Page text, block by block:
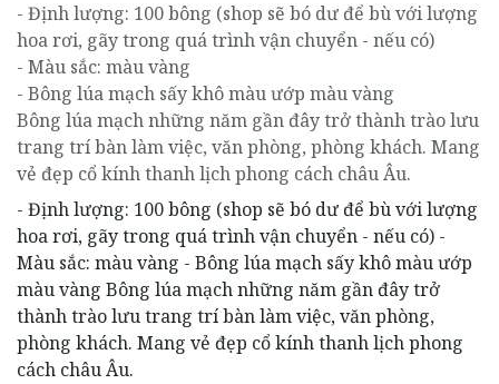
- Định lượng: 100 bông (shop sẽ bó dư để bù với lượng
hoa rơi, gãy trong quá trình vận chuyển - nếu có)
- Màu sắc: màu vàng
- Bông lúa mạch sấy khô màu ướp màu vàng
Bông lúa mạch những năm gần đây trở thành trào lưu
trang trí bàn làm việc, văn phòng, phòng khách. Mang
vẻ đẹp cổ kính thanh lịch phong cách châu Âu.
- Định lượng: 100 bông (shop sẽ bó dư để bù với lượng
hoa rơi, gãy trong quá trình vận chuyển - nếu có) -
Màu sắc: màu vàng - Bông lúa mạch sấy khô màu ướp
màu vàng Bông lúa mạch những năm gần đây trở
thành trào lưu trang trí bàn làm việc, văn phòng,
phòng khách. Mang vẻ đẹp cổ kính thanh lịch phong
cách châu Âu.